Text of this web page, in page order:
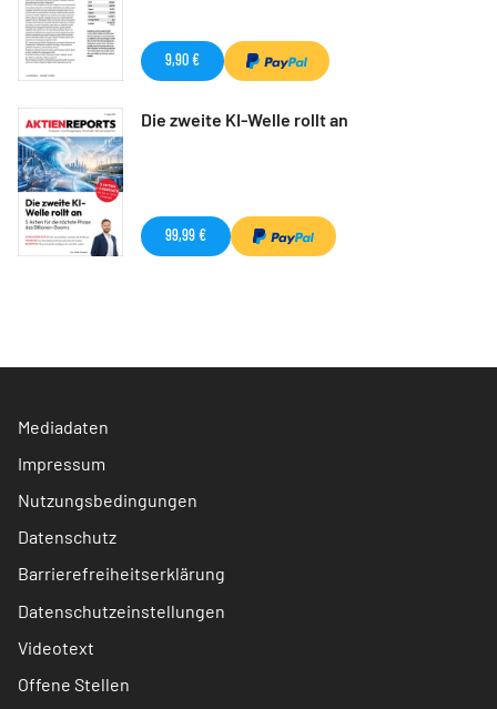
9,90 €
Die zweite KI-Welle rollt an
99,99 €
Mediadaten
Impressum
Nutzungsbedingungen
Datenschutz
Barrierefreiheitserklärung
Datenschutzeinstellungen
Videotext
Offene Stellen